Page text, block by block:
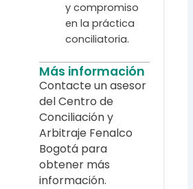
y compromiso
en la práctica
conciliatoria.
Más información
Contacte un asesor
del Centro de
Conciliación y
Arbitraje Fenalco
Bogotá para
obtener más
información.